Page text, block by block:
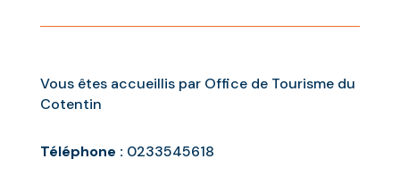
Vous êtes accueillis par Office de Tourisme du
Cotentin
Téléphone : 0233545618